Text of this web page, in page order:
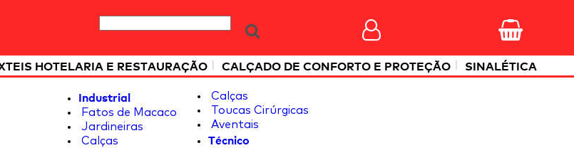
HOTELARIA E RESTAURAÇÃO | CALÇADO DE CONFORTO E PROTEÇÃO | SINALÉTICA
Industrial
Fatos de Macaco
Jardineiras
Calças
Calças
Toucas Cirúrgicas
Aventais
Técnico